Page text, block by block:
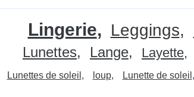
Lingerie Leggings
Lunettes
Lange Layette
Lunettes de soleil loup Lunette de soleil